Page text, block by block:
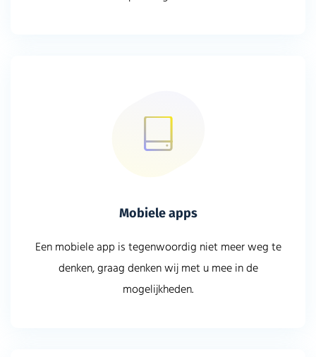
Mobiele apps
Een mobiele app is tegenwoordig niet meer weg te
denken, graag denken wij met u mee in de
mogelijkheden.